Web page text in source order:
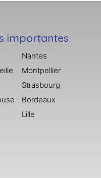
importantes
Nantes
Montpellier
Strasbourg
Bordeaux
Lille